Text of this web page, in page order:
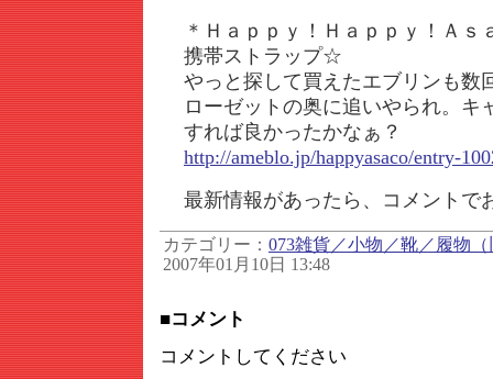
＊Ｈａｐｐｙ！Ｈａｐｐｙ！Ａ
携帯ストラップ☆
やっと探して買えたエブリンも数
ローゼットの奥に追いやられ。キ
すれば良かったかなぁ？
http://ameblo.jp/happyasaco/entry-
最新情報があったら、コメントで
カテゴリー： 073雑貨／小物／靴／履物（
2007年01月10日 13:48
■コメント
コメントしてください